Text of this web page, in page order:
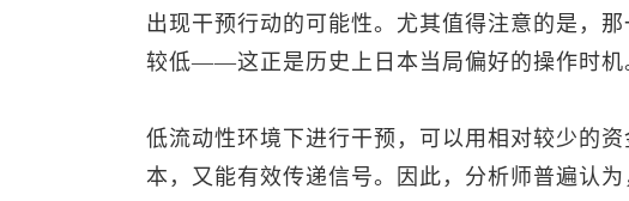
出现干预行动的可能性。尤其值得注意的是，
较低——这正是历史上日本当局偏好的操作时机
低流动性环境下进行干预，可以用相对较少的
本，又能有效传递信号。因此，分析师普遍认